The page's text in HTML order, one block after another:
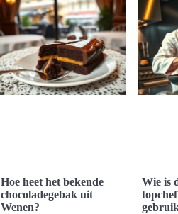
Hoe heet het bekende
chocoladegebak uit
Wenen?
Wie is